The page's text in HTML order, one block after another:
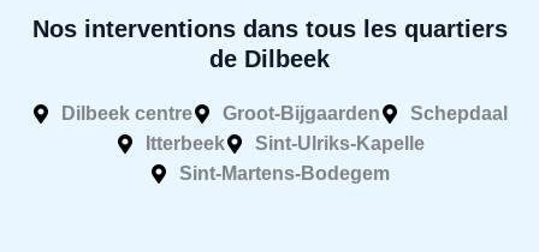
Nos interventions dans tous les quartiers
de Dilbeek
Dilbeek centre Groot-Bijgaarden
Schepdaal
Itterbeek
Sint-Ulriks-Kapelle
Sint-Martens-Bodegem